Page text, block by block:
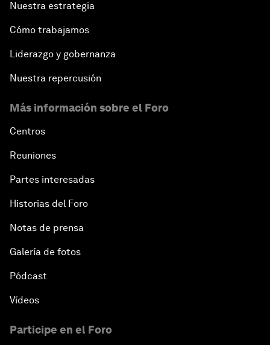
Nuestra estrategia
Cómo trabajamos
Liderazgo y gobernanza
Nuestra repercusión
Más información sobre el Foro
Centros
Reuniones
Partes interesadas
Historias del Foro
Notas de prensa
Galería de fotos
Pódcast
Vídeos
Participe en el Foro